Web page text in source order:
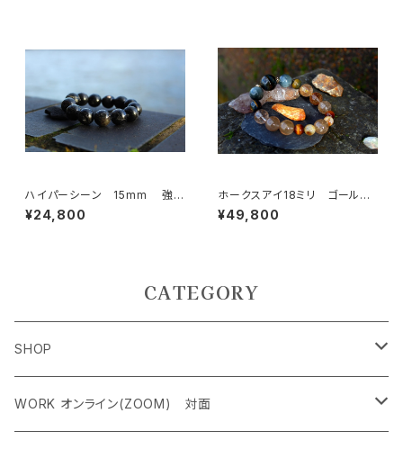
ハイパーシーン 15mm 強い
意思と精神力、超越したパワー
¥24,800
ホークスアイ18ミリ ゴールデ
ンコパールチル シトリン タイ
ガーズアイ 決断力、直感力、金
¥49,800
CATEGORY
SHOP
ペンダントトップ＜レアストーン＞
WORK オンライン(ZOOM) 対面